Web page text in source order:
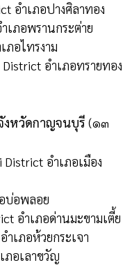
อำเภอปางศิลาทอง
เภอพรานกระต่าย
อไทรงาม
อำเภอทรายทอง
จังหวัดกาญจนบุรี (๑๓
อำเภอเมือง
บ่อพลอย
อำเภอด่านมะขามเตี้ย
เภอห้วยกระเจา
ภอเลาขวัญ